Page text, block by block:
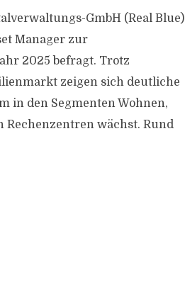
GmbH (Real Blue)
Manager zur
2025 befragt. Trotz
zeigen sich deutliche
in den Segmenten Wohnen,
Rechenzentren wächst. Rund